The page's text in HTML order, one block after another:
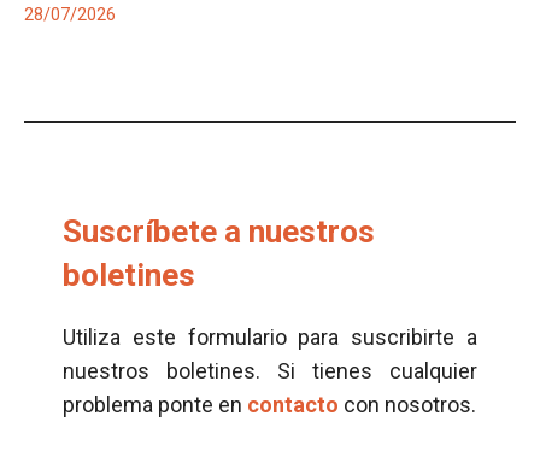
28/07/2026
Suscríbete a nuestros
boletines
Utiliza este formulario para suscribirte a
nuestros boletines. Si tienes cualquier
problema ponte en contacto con nosotros.